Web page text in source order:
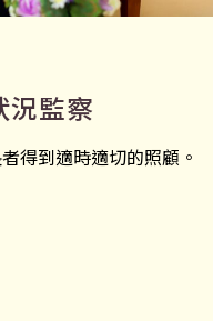
況監察
得到適時適切的照顧。